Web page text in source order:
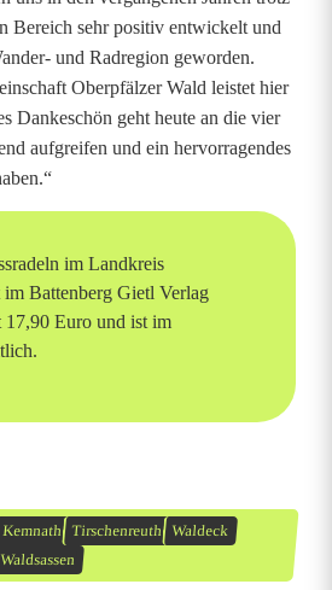
Bereich sehr positiv entwickelt und
und Radregion geworden.
Oberpfälzer Wald leistet hier
Dankeschön geht heute an die vier
aufgreifen und ein hervorragendes
im Landkreis
im Battenberg Gietl Verlag
17,90 Euro und ist im
Kemnath Tirschenreuth Waldeck
Waldsassen